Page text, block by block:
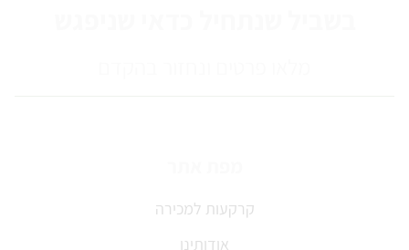
קרקעות למכירה
אודותינו